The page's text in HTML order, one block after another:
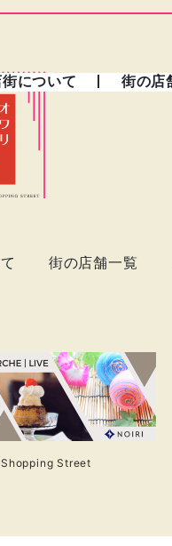
について 街の店
街の店舗一覧
Street